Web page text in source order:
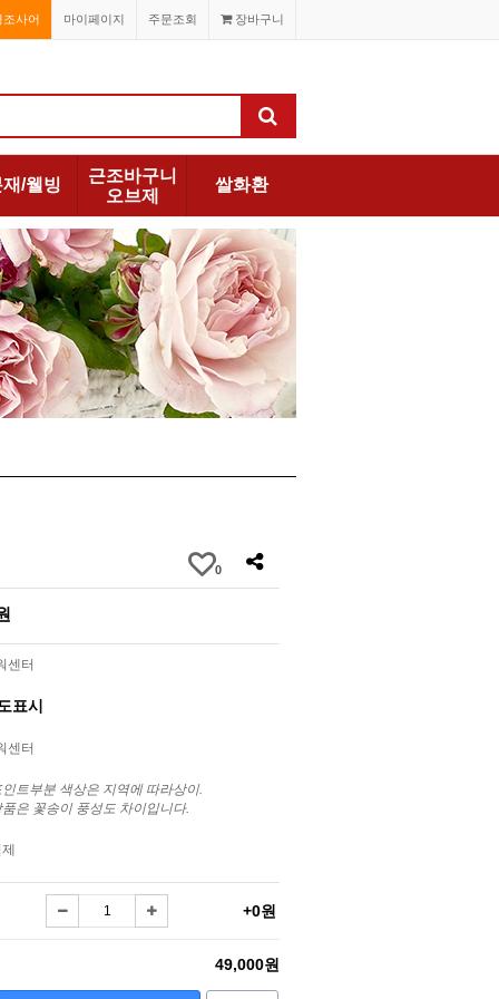
장바구니
주문조회
마이페이지
조사어
/웰빙
근조바구니
오브제
쌀화환
0
센터
표시
센터
트부분 색상은 지역에 따라상이.
은 꽃송이 풍성도 차이입니다.
+0원
49,000원